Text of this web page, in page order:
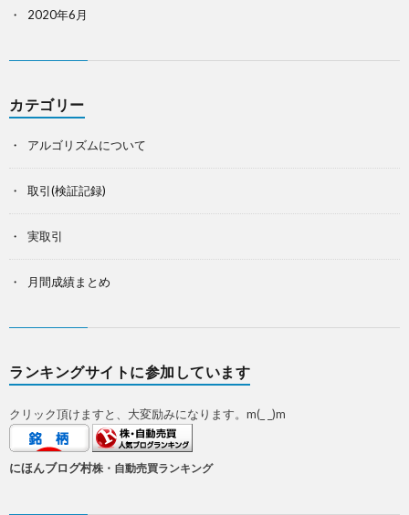
2020年6月
カテゴリー
アルゴリズムについて
取引(検証記録)
実取引
月間成績まとめ
ランキングサイトに参加しています
クリック頂けますと、大変励みになります。m(_ _)m
にほんブログ村株・自動売買ランキング